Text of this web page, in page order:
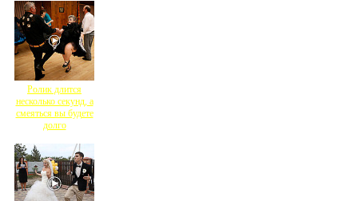
Ролик длится
несколько секунд, а
смеяться вы будете
долго